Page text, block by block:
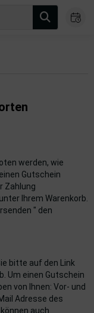
werden, wie
Gutschein
Zahlung
Ihrem Warenkorb.
" den
bitte auf den Link
Um einen Gutschein
von Ihnen: Vor- und
Adresse des
auch